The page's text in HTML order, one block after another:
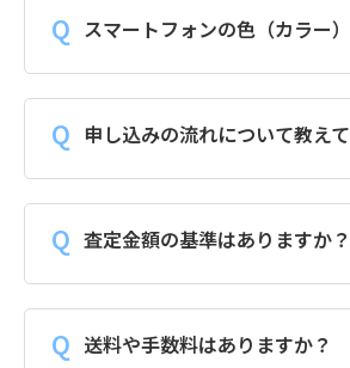
スマートフォンの色（カラー
申し込みの流れについて教えて
査定金額の基準はありますか？
送料や手数料はありますか？